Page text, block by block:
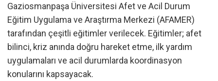
Gaziosmanpaşa Üniversitesi Afet ve Acil Durum
Eğitim Uygulama ve Araştırma Merkezi (AFAMER)
tarafından çeşitli eğitimler verilecek. Eğitimler; afet
bilinci, kriz anında doğru hareket etme, ilk yardım
uygulamaları ve acil durumlarda koordinasyon
konularını kapsayacak.